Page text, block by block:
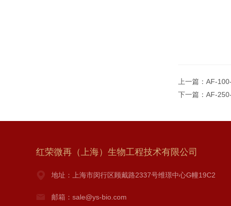
上一篇： AF-
下一篇： AF-
红荣微再（上海）生物工程技术有限公司
地址：上海市闵行区顾戴路2337号维璟中心G幢19C2
邮箱：sale@ys-bio.com